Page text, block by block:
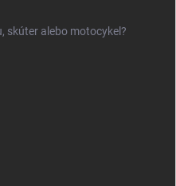
skúter alebo motocykel?